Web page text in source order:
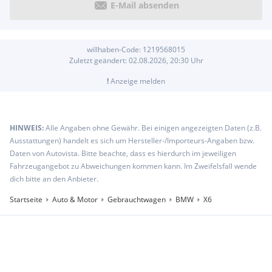
Ölsensor für Niveau und Qualität
Passiver Fußgängerschutz
Radschraubensicherung
Seitenaufprallschutz
Servotronic
Sicherheitsbatterieklemme
Sitzlehnenrückwand mit Klapptasche
Sonnenblenden
Speed Limiter
E-Mail absenden
willhaben-Code: 1219568015
Zuletzt geändert: 02.08.2026, 20:30Uhr
!Anzeige melden
HINWEIS:Alle Angaben ohne Gewähr. Bei einigen angezeigten Daten (z.B.
Ausstattungen) handelt es sich um Hersteller-/Importeurs-Angaben bzw.
Daten von Autovista. Bitte beachte, dass es hierdurch im jeweiligen
Fahrzeugangebot zu Abweichungen kommen kann. Im Zweifelsfall wende
dich bitte an den Anbieter.
Startseite
Auto & Motor Gebrauchtwagen BMW X6